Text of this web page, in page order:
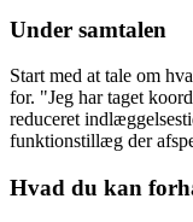
Under samtalen
Start med at tale om
for. "Jeg har taget
reduceret
funktionstillæg der
Hvad du kan